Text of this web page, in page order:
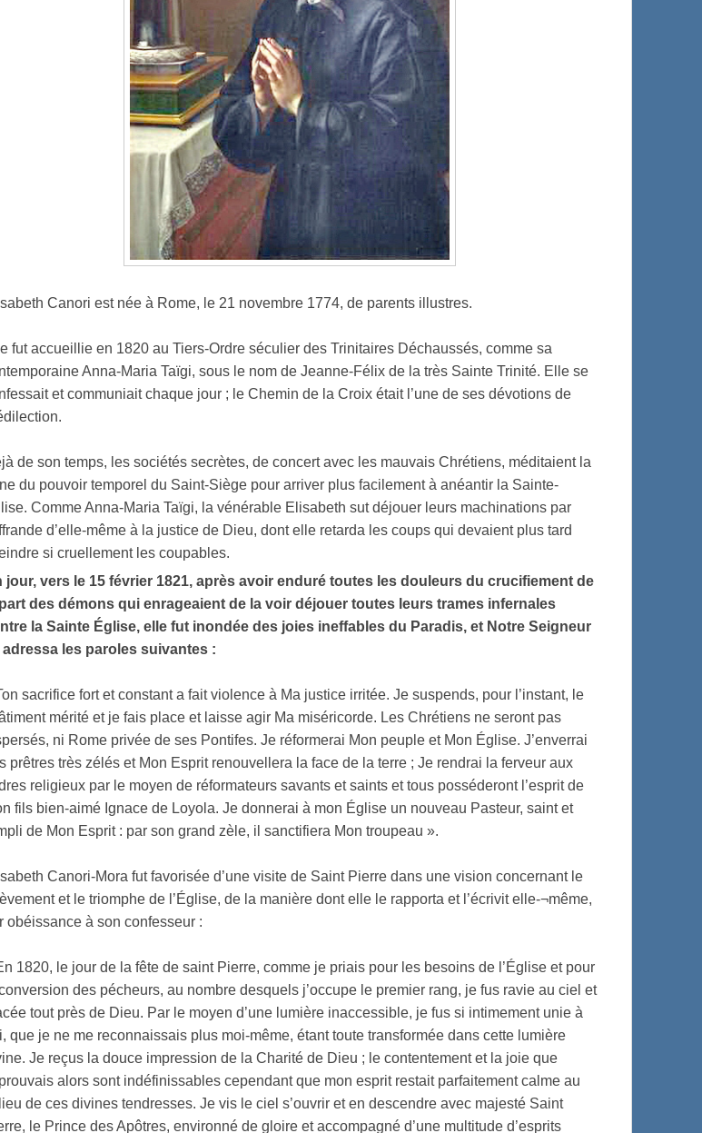
Canori est née à Rome, le 21 novembre 1774, de parents illustres.
fut accueillie en 1820 au Tiers-Ordre séculier des Trinitaires Déchaussés, comme sa
Anna-Maria Taïgi, sous le nom de Jeanne-Félix de la très Sainte Trinité. Elle se
et communiait chaque jour ; le Chemin de la Croix était l’une de ses dévotions de
de son temps, les sociétés secrètes, de concert avec les mauvais Chrétiens, méditaient la
du pouvoir temporel du Saint-Siège pour arriver plus facilement à anéantir la Sainte-
Comme Anna-Maria Taïgi, la vénérable Elisabeth sut déjouer leurs machinations par
d’elle-même à la justice de Dieu, dont elle retarda les coups qui devaient plus tard
si cruellement les coupables.
jour, vers le 15 février 1821, après avoir enduré toutes les douleurs du crucifiement de
part des démons qui enrageaient de la voir déjouer toutes leurs trames infernales
la Sainte Église, elle fut inondée des joies ineffables du Paradis, et Notre Seigneur
adressa les paroles suivantes :
sacrifice fort et constant a fait violence à Ma justice irritée. Je suspends, pour l’instant, le
mérité et je fais place et laisse agir Ma miséricorde. Les Chrétiens ne seront pas
ni Rome privée de ses Pontifes. Je réformerai Mon peuple et Mon Église. J’enverrai
prêtres très zélés et Mon Esprit renouvellera la face de la terre ; Je rendrai la ferveur aux
religieux par le moyen de réformateurs savants et saints et tous posséderont l’esprit de
fils bien-aimé Ignace de Loyola. Je donnerai à mon Église un nouveau Pasteur, saint et
de Mon Esprit : par son grand zèle, il sanctifiera Mon troupeau ».
Canori-Mora fut favorisée d’une visite de Saint Pierre dans une vision concernant le
et le triomphe de l’Église, de la manière dont elle le rapporta et l’écrivit elle-¬même,
obéissance à son confesseur :
1820, le jour de la fête de saint Pierre, comme je priais pour les besoins de l’Église et pour
des pécheurs, au nombre desquels j’occupe le premier rang, je fus ravie au ciel et
tout près de Dieu. Par le moyen d’une lumière inaccessible, je fus si intimement unie à
que je ne me reconnaissais plus moi-même, étant toute transformée dans cette lumière
Je reçus la douce impression de la Charité de Dieu ; le contentement et la joie que
alors sont indéfinissables cependant que mon esprit restait parfaitement calme au
de ces divines tendresses. Je vis le ciel s’ouvrir et en descendre avec majesté Saint
le Prince des Apôtres, environné de gloire et accompagné d’une multitude d’esprits